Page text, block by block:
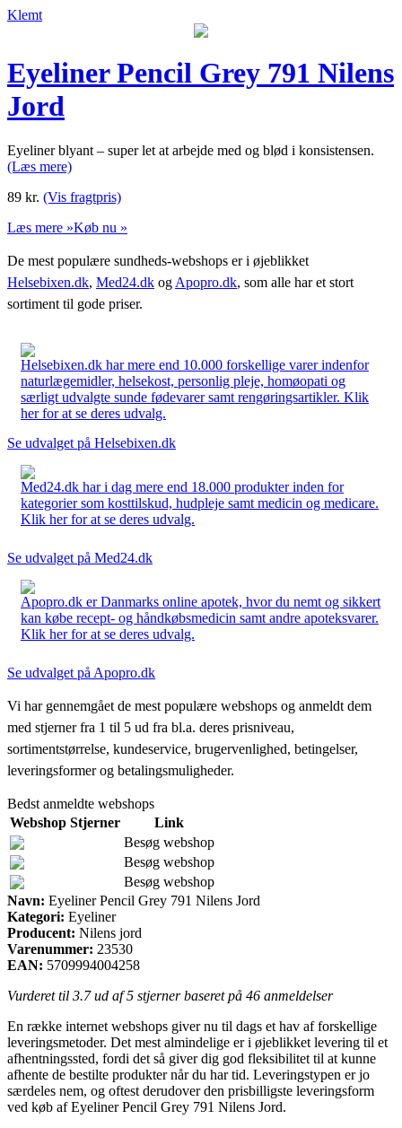
Klemt
Eyeliner Pencil Grey 791 Nilens
Jord
Eyeliner blyant – super let at arbejde med og blød i konsistensen.
(Læs mere)
89 kr. (Vis fragtpris)
Læs mere »Køb nu »
De mest populære sundheds-webshops er i øjeblikket
Helsebixen.dk, Med24.dk og Apopro.dk, som alle har et stort
sortiment til gode priser.
Helsebixen.dk har mere end 10.000 forskellige varer indenfor
naturlægemidler, helsekost, personlig pleje, homøopati og
særligt udvalgte sunde fødevarer samt rengøringsartikler. Klik
her for at se deres udvalg.
Se udvalget på Helsebixen.dk
Med24.dk har i dag mere end 18.000 produkter inden for
kategorier som kosttilskud, hudpleje samt medicin og medicare.
Klik her for at se deres udvalg.
Se udvalget på Med24.dk
Apopro.dk er Danmarks online apotek, hvor du nemt og sikkert
kan købe recept- og håndkøbsmedicin samt andre apoteksvarer.
Klik her for at se deres udvalg.
Se udvalget på Apopro.dk
Vi har gennemgået de mest populære webshops og anmeldt dem
med stjerner fra 1 til 5 ud fra bl.a. deres prisniveau,
sortimentstørrelse, kundeservice, brugervenlighed, betingelser,
leveringsformer og betalingsmuligheder.
Bedst anmeldte webshops
Webshop Stjerner
Link
Besøg webshop
Besøg webshop
Besøg webshop
Navn: Eyeliner Pencil Grey 791 Nilens Jord
Kategori: Eyeliner
Producent: Nilens jord
Varenummer: 23530
EAN: 5709994004258
Vurderet til 3.7ud af 5 stjerner baseret på 46 anmeldelser
En række internet webshops giver nu til dags et hav af forskellige
leveringsmetoder. Det mest almindelige er i øjeblikket levering til et
afhentningssted, fordi det så giver dig god fleksibilitet til at kunne
afhente de bestilte produkter når du har tid. Leveringstypen er jo
særdeles nem, og oftest derudover den prisbilligste leveringsform
ved køb af Eyeliner Pencil Grey 791 Nilens Jord.